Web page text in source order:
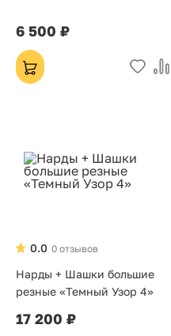
6 500 ₽
0 отзывов
0.0
Нарды + Шашки большие
резные «Темный Узор 4»
17 200 ₽